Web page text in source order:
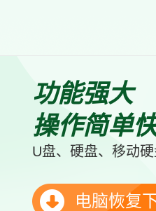
功能强大
操作简单
U盘、硬盘、移动
电脑恢复